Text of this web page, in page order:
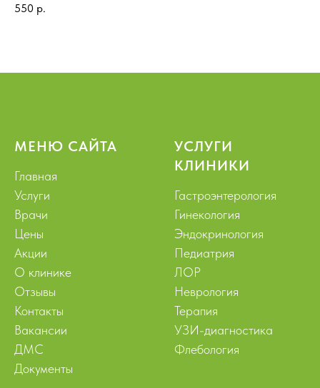
550 р.
МЕНЮ САЙТА
Главная
Услуги
Врачи
Цены
Акции
О клинике
Отзывы
Контакты
Вакансии
ДМС
Документы
УСЛУГИ
КЛИНИКИ
Гастроэнтерология
Гинекология
Эндокринология
Педиатрия
ЛОР
Неврология
Терапия
УЗИ-диагностика
Флебология